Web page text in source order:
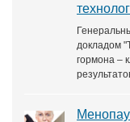
докладом
гормона –